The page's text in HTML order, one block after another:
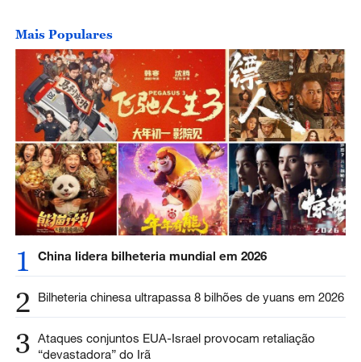
Mais Populares
1 China lidera bilheteria mundial em 2026
2 Bilheteria chinesa ultrapassa 8 bilhões de yuans em 2026
3 Ataques conjuntos EUA-Israel provocam retaliação
“devastadora” do Irã